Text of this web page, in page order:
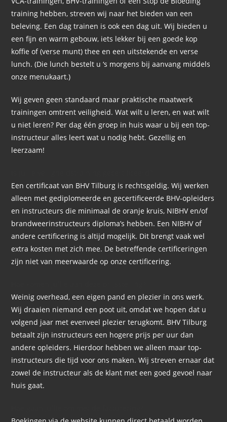
training hebben, streven wij naar het bieden van een
beleving. Een dag trainen is ook een dag uit. Wij bieden u
een fijn en warm gebouw, iets lekker bij een goede kop
koffie of (verse munt) thee en een uitstekende en verse
lunch. (Die lunch bestelt u ‘s morgens bij aanvang middels
onze menukaart.)
Wij geven geen standaard maar praktische maatwerk
trainingen omtrent veiligheid. Wat wilt u leren, en wat wilt
u niet leren? Per dag één groep in huis waar u bij een top-
instructeur alles leert wat u nodig hebt. Gezellig en
leerzaam!
Een certificaat van BHV Tilburg is rechtsgeldig. Wij werken
alleen met gediplomeerde en gecertificeerde BHV-opleiders
en instructeurs die minimaal de oranje kruis, NIBHV en/of
brandweerinstructeurs diploma’s hebben. Een NIBHV of
andere certificering is altijd mogelijk. Dit brengt vaak wel
extra kosten met zich mee. De betreffende certificeringen
zijn niet van meerwaarde op onze certificering.
Weinig overhead, een eigen pand en plezier in ons werk.
Wij draaien niemand een poot uit, omdat we hopen dat u
volgend jaar met evenveel plezier terugkomt. BHV Tilburg
betaalt zijn instructeurs een hogere prijs per uur dan
andere opleiders. Hierdoor hebben we alleen maar top-
instructeurs die tijd voor ons maken. Wij streven ernaar dat
zowel de instructeur als de klant met een goed gevoel naar
huis gaat.